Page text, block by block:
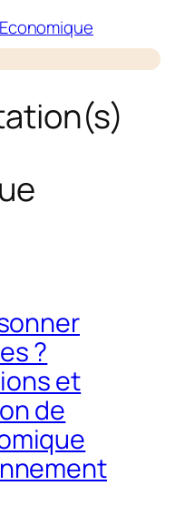
?
et
de